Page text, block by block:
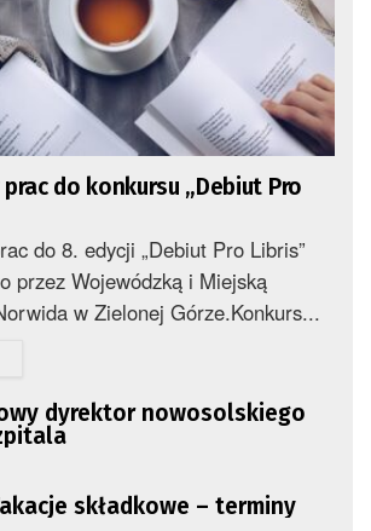
prac do konkursu „Debiut Pro
do 8. edycji „Debiut Pro Libris”
przez Wojewódzką i Miejską
w Zielonej Górze.Konkurs...
dyrektor nowosolskiego
składkowe – terminy